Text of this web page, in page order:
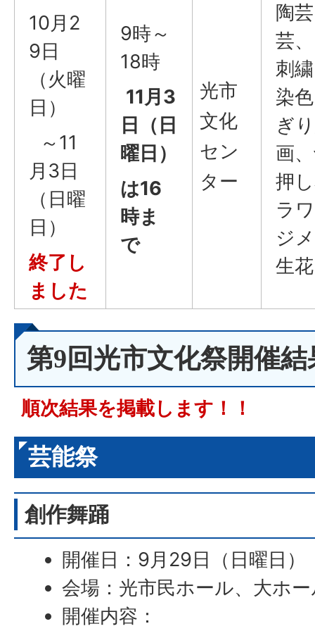
10月2
9日
（火曜
日）
～11
月3日
（日曜
日）
終了し
ました
9時～
18時
11月3
日（日
曜日）
は16
時ま
で
光市
文化
セン
ター
陶
芸
刺
染
ぎ
画
押
ラ
ジ
生
第9回光市文化祭開催結
順次結果を掲載します！！
芸能祭
創作舞踊
開催日：9月29日（日曜日）
会場：光市民ホール、大ホ
開催内容：